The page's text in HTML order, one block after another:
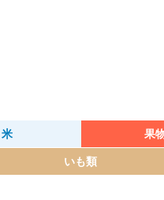
米 果
いも類